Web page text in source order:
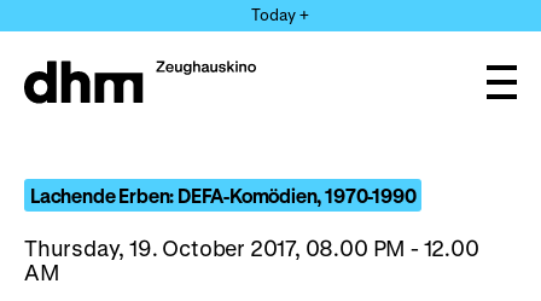
directly
the
Today +
Lachende Erben: DEFA-Komödien, 1970-1990
Thursday, 19. October 2017, 08.00 PM - 12.00
AM